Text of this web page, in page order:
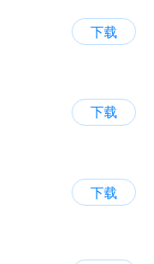
下载
下载
下载